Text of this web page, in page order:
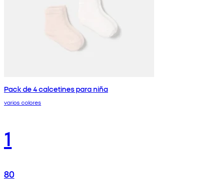
Pack de 4 calcetines para niña
varios colores
1
80